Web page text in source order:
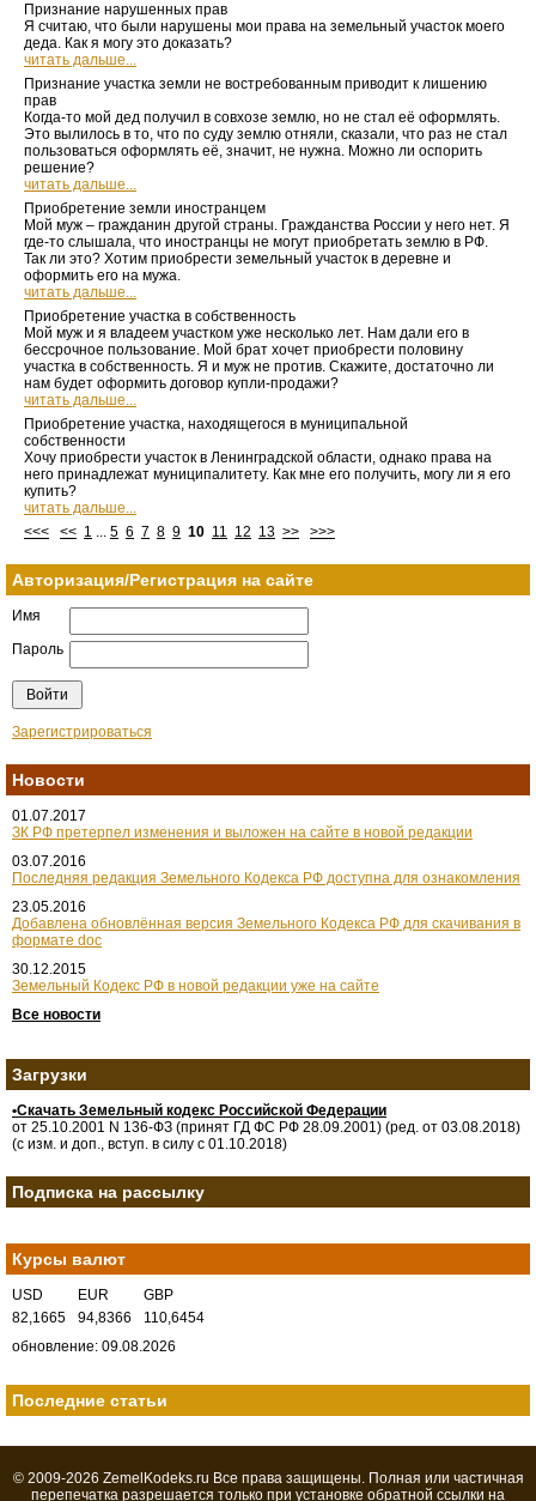
Признание нарушенных прав
Я считаю, что были нарушены мои права на земельный участок моего
деда. Как я могу это доказать?
читать дальше...
Признание участка земли не востребованным приводит к лишению
прав
Когда-то мой дед получил в совхозе землю, но не стал её оформлять.
Это вылилось в то, что по суду землю отняли, сказали, что раз не стал
пользоваться оформлять её, значит, не нужна. Можно ли оспорить
решение?
читать дальше...
Приобретение земли иностранцем
Мой муж – гражданин другой страны. Гражданства России у него нет. Я
где-то слышала, что иностранцы не могут приобретать землю в РФ.
Так ли это? Хотим приобрести земельный участок в деревне и
оформить его на мужа.
читать дальше...
Приобретение участка в собственность
Мой муж и я владеем участком уже несколько лет. Нам дали его в
бессрочное пользование. Мой брат хочет приобрести половину
участка в собственность. Я и муж не против. Скажите, достаточно ли
нам будет оформить договор купли-продажи?
читать дальше...
Приобретение участка, находящегося в муниципальной
собственности
Хочу приобрести участок в Ленинградской области, однако права на
него принадлежат муниципалитету. Как мне его получить, могу ли я его
купить?
читать дальше...
<<<
<< 1 ... 5 6 7 8 9 10 11 12 13 >> >>>
Авторизация/Регистрация на сайте
Имя
Пароль
Зарегистрироваться
Новости
01.07.2017
ЗК РФ претерпел изменения и выложен на сайте в новой редакции
03.07.2016
Последняя редакция Земельного Кодекса РФ доступна для ознакомления
23.05.2016
Добавлена обновлённая версия Земельного Кодекса РФ для скачивания в
формате doc
30.12.2015
Земельный Кодекс РФ в новой редакции уже на сайте
Все новости
Загрузки
•Скачать Земельный кодекс Российской Федерации
от 25.10.2001 N 136-ФЗ (принят ГД ФС РФ 28.09.2001) (ред. от 03.08.2018)
(с изм. и доп., вступ. в силу с 01.10.2018)
Подписка на рассылку
Курсы валют
USD EUR
GBP
82,1665
94,8366
110,6454
обновление: 09.08.2026
Последние статьи
© 2009-2026 ZemelKodeks.ru Все права защищены. Полная или частичная
перепечатка разрешается только при установке обратной ссылки на